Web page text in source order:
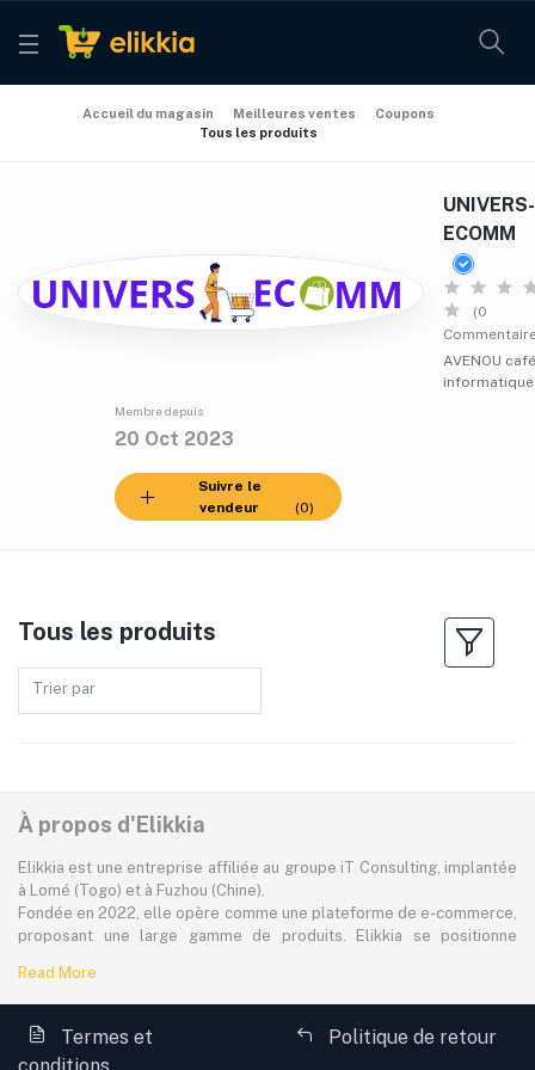
Accueil du magasin Meilleures ventes
Coupons
Tous les produits
UNIVERS-
ECOMM
(0
AVENOU
informatique
Membre depuis
20 Oct 2023
Suivre le
vendeur
(0)
Tous les produits
Trier par
À propos d'Elikkia
Elikkia est une entreprise affiliée au groupe iT Consulting, implantée
à Lomé (Togo) et à Fuzhou (Chine).
Fondée en 2022, elle opère comme une plateforme de e-commerce,
proposant une large gamme de produits. Elikkia se positionne
offrant à la fois la possibilité d'acheter localement et directement
depuis la Chine.
La plateforme dessert à plus de 80% le marché africain
francophone, avec une attention particulière portée à l'accessibilité,
Read More
Termes et
Politique de retour